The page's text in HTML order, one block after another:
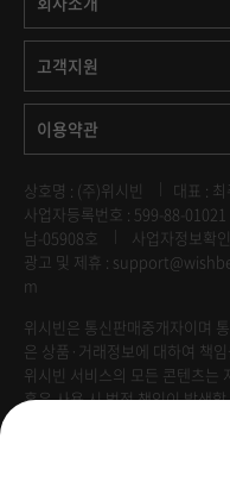
고객지원
이용약관
상호명 : (주)위시빈 대표 : 최
사업자등록번호 : 599-88-01021
남-05908호
사업자정보확인
광고 및 제휴 :
m
위시빈은 통신판매중개자이며
은 상품·거래정보에 대하여 책임
위시빈 서비스의 모든 콘텐츠는
혹은 사용 시 법적 책임이 발생